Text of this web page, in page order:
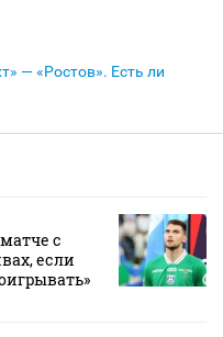
— «Ростов». Есть ли
с
если